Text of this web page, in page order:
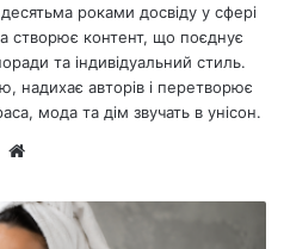
роками досвіду у сфері
створює контент, що поєднує
та індивідуальний стиль.
надихає авторів і перетворює
мода та дім звучать в унісон.
са
йт